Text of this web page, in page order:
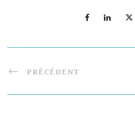
PRÉCÉDENT